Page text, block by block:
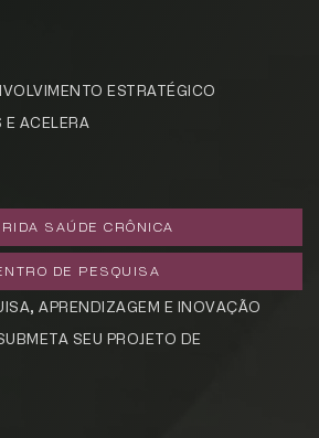
ESTRATÉGICO
E ACELERA
SAÚDE CRÔNICA
DE PESQUISA
APRENDIZAGEM E INOVAÇÃO
SEU PROJETO DE
Cadastrar